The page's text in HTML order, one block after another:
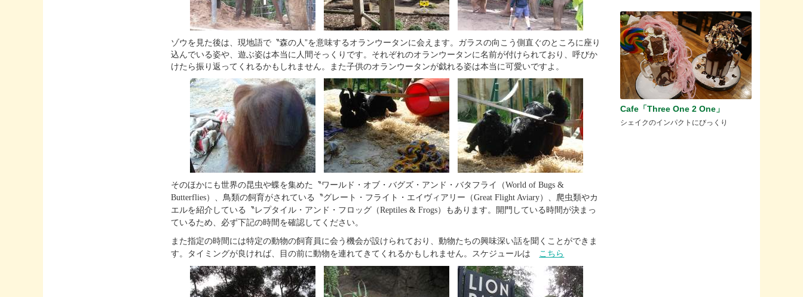
ゾウを見た後は、現地語で〝森の人”を意味するオランウータンに会えます。ガラスの向こう側直ぐのところに座り
込んでいる姿や、遊ぶ姿は本当に人間そっくりです。それぞれのオランウータンに名前が付けられており、呼びか
けたら振り返ってくれるかもしれません。また子供のオランウータンが戯れる姿は本当に可愛いですよ。
そのほかにも世界の昆虫や蝶を集めた〝ワールド・オブ・バグズ・アンド・バタフライ（World of Bugs &
Butterflies）、鳥類の飼育がされている〝グレート・フライト・エイヴィアリー（Great Flight Aviary）、爬虫類やカ
エルを紹介している〝レプタイル・アンド・フロッグ（Reptiles & Frogs）もあります。開門している時間が決まっ
ているため、必ず下記の時間を確認してください。
また指定の時間には特定の動物の飼育員に会う機会が設けられており、動物たちの興味深い話を聞くことができま
す。タイミングが良ければ、目の前に動物を連れてきてくれるかもしれません。スケジュールは
こちら
Cafe「Three One 2 One」
シェイクのインパクトにびっくり